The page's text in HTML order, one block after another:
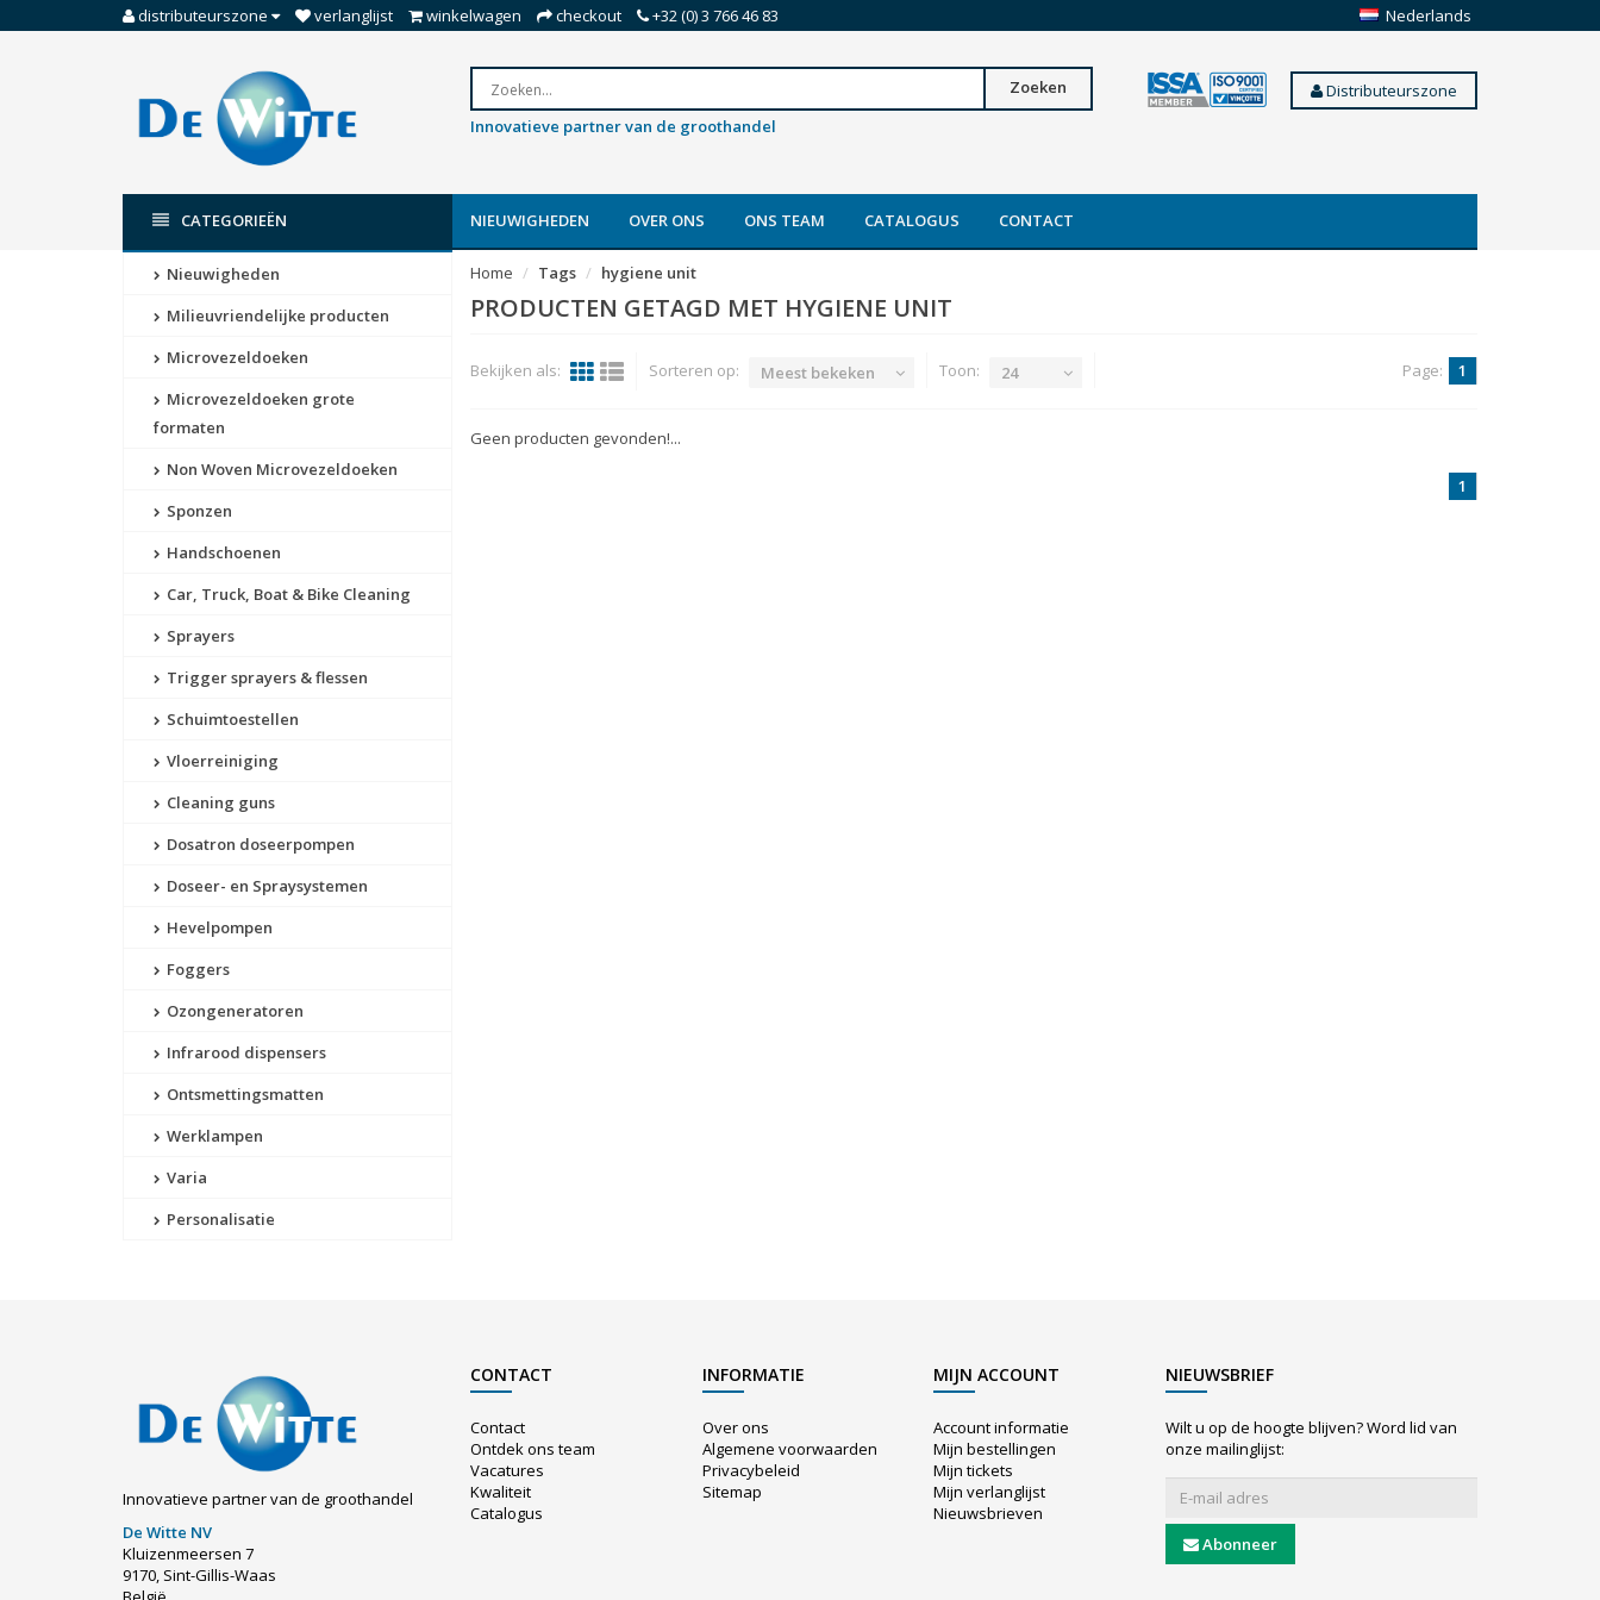
distributeurszone verlanglijst winkelwagen checkout +32 (0) 3 766 46 83 Nederlands
Zoeken
Innovatieve partner van de groothandel
Distributeurszone
CATEGORIEËN NIEUWIGHEDEN OVER ONS ONS TEAM CATALOGUS CONTACT
Nieuwigheden
Milieuvriendelijke producten
Microvezeldoeken
Microvezeldoeken grote
formaten
Non Woven Microvezeldoeken
Sponzen
Handschoenen
Car, Truck, Boat & Bike Cleaning
Sprayers
Trigger sprayers & flessen
Schuimtoestellen
Vloerreiniging
Cleaning guns
Dosatron doseerpompen
Doseer- en Spraysystemen
Hevelpompen
Foggers
Ozongeneratoren
Infrarood dispensers
Ontsmettingsmatten
Werklampen
Varia
Personalisatie
Home Tags hygiene unit
PRODUCTEN GETAGD MET HYGIENE UNIT
Bekijken als: Sorteren op: Meest bekeken Toon: 24 Page: 1
Geen producten gevonden!...
1
Innovatieve partner van de groothandel
De Witte NV
Kluizenmeersen 7
9170, Sint-Gillis-Waas
CONTACT
Contact
Ontdek ons team
Vacatures
Kwaliteit
Catalogus
INFORMATIE
Over ons
Algemene voorwaarden
Privacybeleid
Sitemap
MIJN ACCOUNT
Account informatie
Mijn bestellingen
Mijn tickets
Mijn verlanglijst
Nieuwsbrieven
NIEUWSBRIEF
Wilt u op de hoogte blijven? Word lid van
onze mailinglijst:
Abonneer